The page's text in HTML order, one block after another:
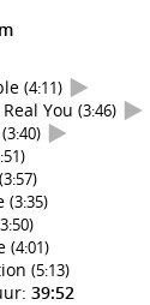
(4:11)
You (3:46)
(3:40)
(3:57)
(3:35)
(4:01)
(5:13)
39:52